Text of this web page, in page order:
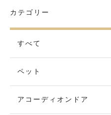
カテゴリー
すべて
ペット
アコーディオンドア